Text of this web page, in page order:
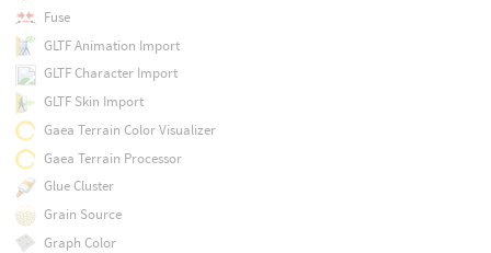
Fuse
GLTF Animation Import
GLTF Character Import
GLTF Skin Import
Gaea Terrain Color Visualizer
Gaea Terrain Processor
Glue Cluster
Grain Source
Graph Color